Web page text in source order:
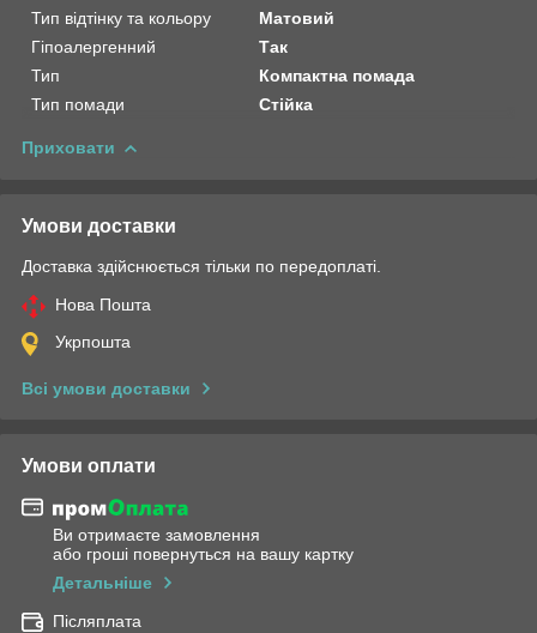
Тип відтінку та кольору
Матовий
Гіпоалергенний
Так
Тип
Компактна помада
Тип помади
Стійка
Приховати
Умови доставки
Доставка здійснюється тільки по передоплаті.
Нова Пошта
Укрпошта
Всі умови доставки
Умови оплати
Ви отримаєте замовлення
або гроші повернуться на вашу картку
Детальніше
Післяплата